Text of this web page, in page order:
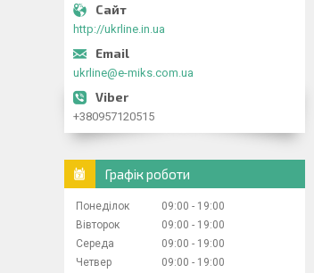
http://ukrline.in.ua
ukrline@e-miks.com.ua
+380957120515
Графік роботи
Понеділок 09:00
19:00
Вівторок
09:00
19:00
Середа
09:00
19:00
Четвер
09:00
19:00